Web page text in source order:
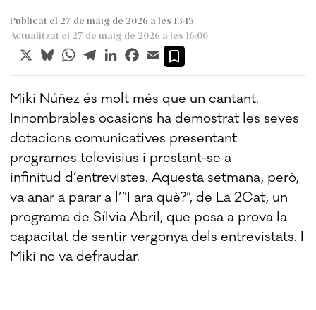
Publicat el 27 de maig de 2026 a les 13:15
Actualitzat el 27 de maig de 2026 a les 16:00
X BlueskyWhatsApp
TelegramLinkedInFacebook
Email
Miki Núñez és molt més que un cantant.
Innombrables ocasions ha demostrat les seves
dotacions comunicatives presentant
programes televisius i prestant-se a
infinitud d’entrevistes. Aquesta setmana, però,
va anar a parar a l’”I ara què?”, de La 2Cat, un
programa de Sílvia Abril, que posa a prova la
capacitat de sentir vergonya dels entrevistats. I
Miki no va defraudar.